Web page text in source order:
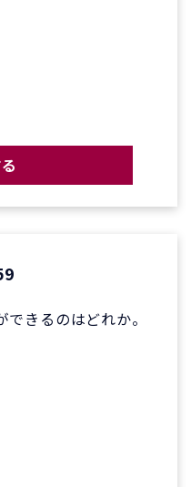
きるのはどれか。